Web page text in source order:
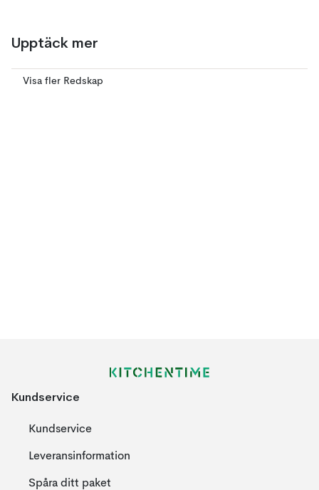
Upptäck mer
Visa fler Redskap
Kundservice
Kundservice
Leveransinformation
Spåra ditt paket